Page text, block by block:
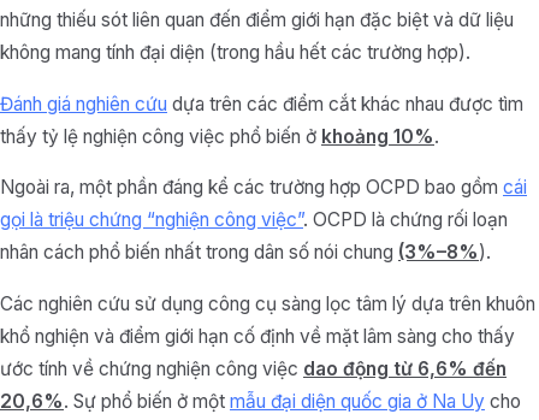
những thiếu sót liên quan đến điểm giới hạn đặc biệt và dữ liệu
không mang tính đại diện (trong hầu hết các trường hợp).
Đánh giá nghiên cứu dựa trên các điểm cắt khác nhau được tìm
thấy tỷ lệ nghiện công việc phổ biến ở khoảng 10%.
Ngoài ra, một phần đáng kể các trường hợp OCPD bao gồm cái
gọi là triệu chứng “nghiện công việc”. OCPD là chứng rối loạn
nhân cách phổ biến nhất trong dân số nói chung (3%–8%).
Các nghiên cứu sử dụng công cụ sàng lọc tâm lý dựa trên khuôn
khổ nghiện và điểm giới hạn cố định về mặt lâm sàng cho thấy
ước tính về chứng nghiện công việc dao động từ 6,6% đến
20,6%. Sự phổ biến ở một mẫu đại diện quốc gia ở Na Uy cho